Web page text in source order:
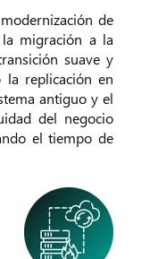
de
migración a la
suave y
la replicación en
antiguo y el
del negocio
el tiempo de